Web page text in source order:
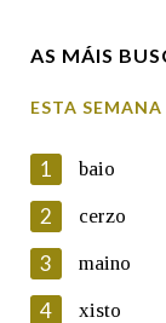
En
Protección de
AS MÁIS
ESTA SEMANA
1 baio
2 cerzo
3 maino
4 xisto